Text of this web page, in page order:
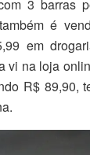
3 barras
é
em
vi na loja
R$ 89,90,